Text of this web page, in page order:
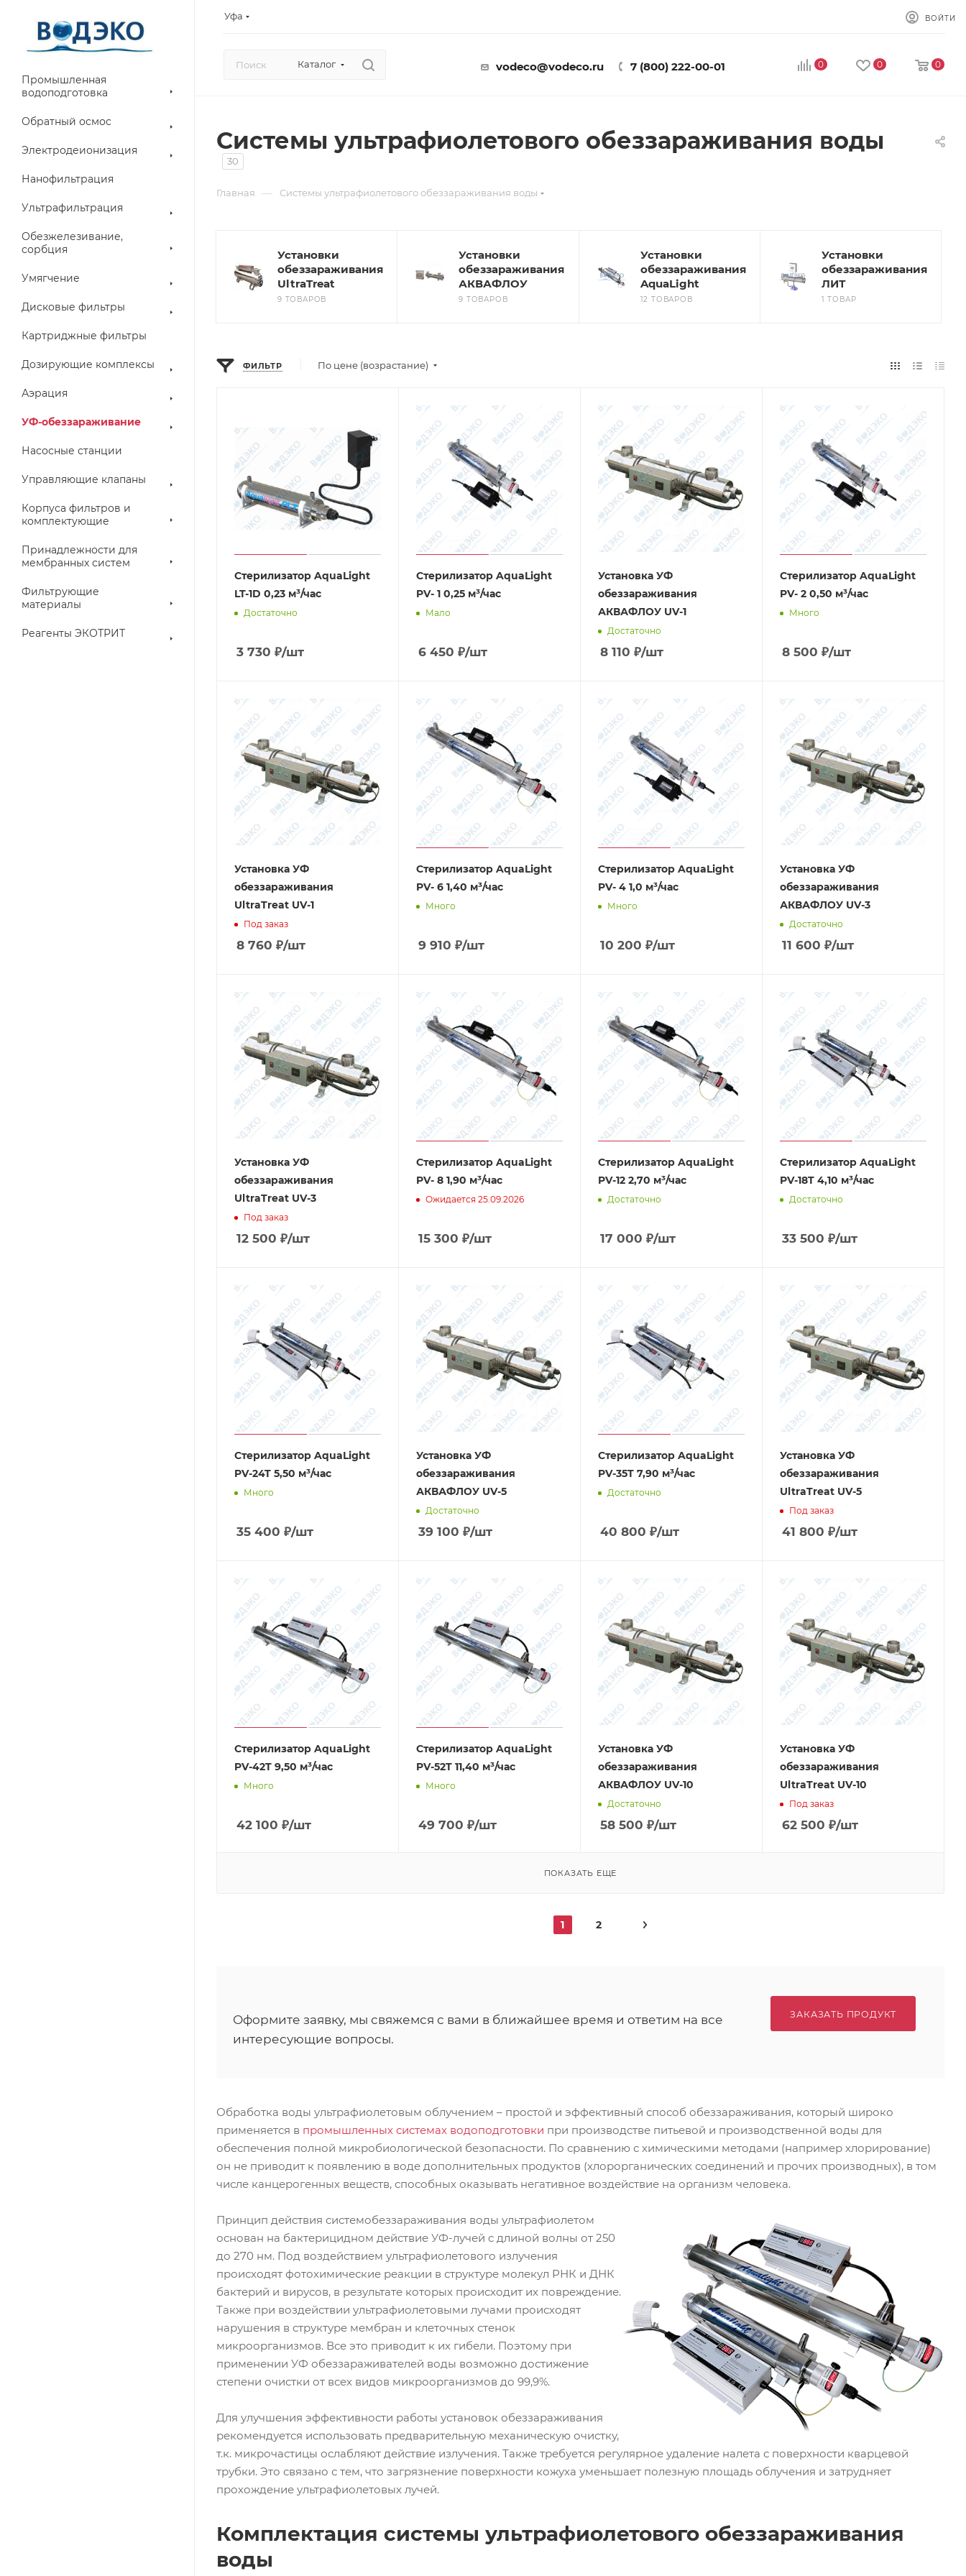
Уфа ВОЙТИ
Каталог vodeco@vodeco.ru 7 (800) 222-00-01 0 0 0
Промышленная
водоподготовка
Обратный осмос
Электродеионизация
Нанофильтрация
Ультрафильтрация
Обезжелезивание,
сорбция
Умягчение
Дисковые фильтры
Картриджные фильтры
Дозирующие комплексы
Аэрация
УФ-обеззараживание
Насосные станции
Управляющие клапаны
Корпуса фильтров и
комплектующие
Принадлежности для
мембранных систем
Фильтрующие
материалы
Реагенты ЭКОТРИТ
Системы ультрафиолетового обеззараживания воды
30
Главная — Системы ультрафиолетового обеззараживания воды
Установки
обеззараживания
UltraTreat
9 ТОВАРОВ
Установки
обеззараживания
АКВАФЛОУ
9 ТОВАРОВ
Установки
обеззараживания
AquaLight
12 ТОВАРОВ
Установки
обеззараживания
ЛИТ
1 ТОВАР
ФИЛЬТР По цене (возрастание)
Стерилизатор AquaLight
LT-1D 0,23 м³/час
Достаточно
3 730 ₽/шт
Стерилизатор AquaLight
PV- 1 0,25 м³/час
Мало
6 450 ₽/шт
Установка УФ
обеззараживания
АКВАФЛОУ UV-1
Достаточно
8 110 ₽/шт
Стерилизатор AquaLight
PV- 2 0,50 м³/час
Много
8 500 ₽/шт
Установка УФ
обеззараживания
UltraTreat UV-1
Под заказ
8 760 ₽/шт
Стерилизатор AquaLight
PV- 6 1,40 м³/час
Много
9 910 ₽/шт
Стерилизатор AquaLight
PV- 4 1,0 м³/час
Много
10 200 ₽/шт
Установка УФ
обеззараживания
АКВАФЛОУ UV-3
Достаточно
11 600 ₽/шт
Установка УФ
обеззараживания
UltraTreat UV-3
Под заказ
12 500 ₽/шт
Стерилизатор AquaLight
PV- 8 1,90 м³/час
Ожидается 25.09.2026
15 300 ₽/шт
Стерилизатор AquaLight
PV-12 2,70 м³/час
Достаточно
17 000 ₽/шт
Стерилизатор AquaLight
PV-18T 4,10 м³/час
Достаточно
33 500 ₽/шт
Стерилизатор AquaLight
PV-24T 5,50 м³/час
Много
35 400 ₽/шт
Установка УФ
обеззараживания
АКВАФЛОУ UV-5
Достаточно
39 100 ₽/шт
Стерилизатор AquaLight
PV-35T 7,90 м³/час
Достаточно
40 800 ₽/шт
Установка УФ
обеззараживания
UltraTreat UV-5
Под заказ
41 800 ₽/шт
Стерилизатор AquaLight
PV-42T 9,50 м³/час
Много
42 100 ₽/шт
Стерилизатор AquaLight
PV-52T 11,40 м³/час
Много
49 700 ₽/шт
Установка УФ
обеззараживания
АКВАФЛОУ UV-10
Достаточно
58 500 ₽/шт
Установка УФ
обеззараживания
UltraTreat UV-10
Под заказ
62 500 ₽/шт
ПОКАЗАТЬ ЕЩЕ
1 2
Оформите заявку, мы свяжемся с вами в ближайшее время и ответим на все
интересующие вопросы.
ЗАКАЗАТЬ ПРОДУКТ
Обработка воды ультрафиолетовым облучением – простой и эффективный способ обеззараживания, который широко
применяется в промышленных системах водоподготовки при производстве питьевой и производственной воды для
обеспечения полной микробиологической безопасности. По сравнению с химическими методами (например хлорирование)
он не приводит к появлению в воде дополнительных продуктов (хлорорганических соединений и прочих производных), в том
числе канцерогенных веществ, способных оказывать негативное воздействие на организм человека.
Принцип действия системобеззараживания воды ультрафиолетом
основан на бактерицидном действие УФ-лучей с длиной волны от 250
до 270 нм. Под воздействием ультрафиолетового излучения
происходят фотохимические реакции в структуре молекул РНК и ДНК
бактерий и вирусов, в результате которых происходит их повреждение.
Также при воздействии ультрафиолетовыми лучами происходят
нарушения в структуре мембран и клеточных стенок
микроорганизмов. Все это приводит к их гибели. Поэтому при
применении УФ обеззараживателей воды возможно достижение
степени очистки от всех видов микроорганизмов до 99,9%.
Для улучшения эффективности работы установок обеззараживания
рекомендуется использовать предварительную механическую очистку,
т.к. микрочастицы ослабляют действие излучения. Также требуется регулярное удаление налета с поверхности кварцевой
трубки. Это связано с тем, что загрязнение поверхности кожуха уменьшает полезную площадь облучения и затрудняет
прохождение ультрафиолетовых лучей.
Комплектация системы ультрафиолетового обеззараживания
воды